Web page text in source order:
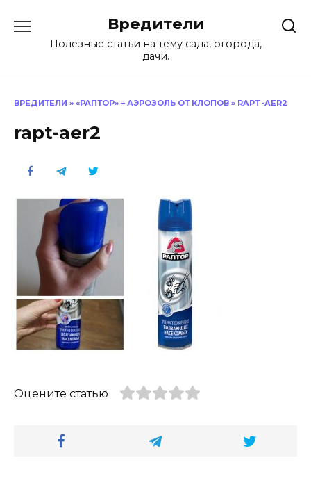
содержанию
Вредители
Полезные статьи на тему сада, огорода,
дачи.
ВРЕДИТЕЛИ » «РАПТОР» – АЭРОЗОЛЬ ОТ КЛОПОВ » RAPT-AER2
rapt-aer2
Оцените статью